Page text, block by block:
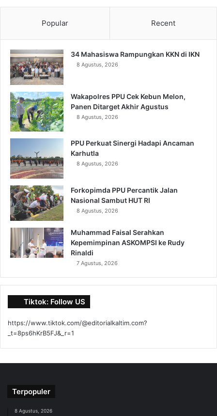
Popular Recent
34 Mahasiswa Rampungkan KKN di IKN
8 Agustus, 2026
Wakapolres PPU Cek Kebun Melon,
Panen Ditarget Akhir Agustus
8 Agustus, 2026
PPU Perkuat Sinergi Hadapi Ancaman
Karhutla
8 Agustus, 2026
Forkopimda PPU Percantik Jalan
Nasional Sambut HUT RI
8 Agustus, 2026
Muhammad Faisal Serahkan
Kepemimpinan ASKOMPSI ke Rudy
Rinaldi
7 Agustus, 2026
Tiktok: Follow US
https://www.tiktok.com/@editorialkaltim.com?
_t=8ps6hKrB5FJ&_r=1
Terpopuler
8 Agustus, 2026